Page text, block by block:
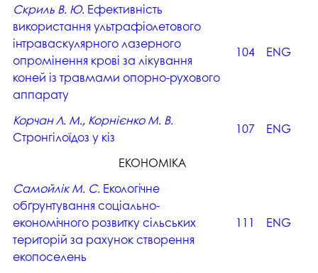
Скриль В. Ю. Ефективність
використання ультрафіолетового
інтраваскулярного лазерного
опромінення крові за лікування
коней із травмами опорно-рухового
аппарату
104 ENG
Корчан Л. М., Корнієнко М. В.
Стронгілоїдоз у кіз
107 ENG
ЕКОНОМІКА
Самойлік М. С. Екологічне
обґрунтування соціально-
економічного розвитку сільських
територій за рахунок створення
екопоселень
111 ENG